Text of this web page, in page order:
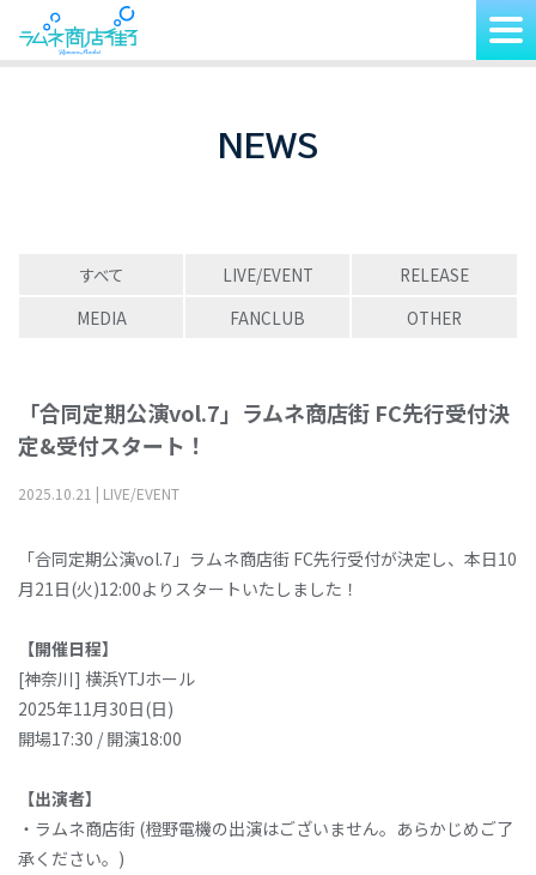
NEWS
すべて LIVE/EVENT
RELEASE
MEDIA
FANCLUB OTHER
「合同定期公演vol.7」ラムネ商店街 FC先行受付決
定&受付スタート！
2025.10.21 | LIVE/EVENT
「合同定期公演vol.7」ラムネ商店街 FC先行受付が決定し、本日10
月21日(火)12:00よりスタートいたしました！
【開催日程】
[神奈川] 横浜YTJホール
2025年11⽉30⽇(日)
開場17:30 / 開演18:00
【出演者】
・ラムネ商店街 (橙野電機の出演はございません。あらかじめご了
承ください。)